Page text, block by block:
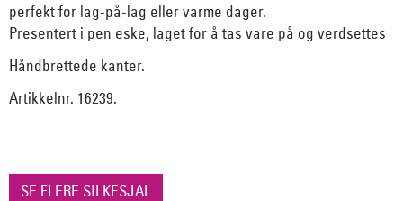
perfekt for lag-på-lag eller varme dager.
Presentert i pen eske, laget for å tas vare på og verdsettes
Håndbrettede kanter.
Artikkelnr. 16239.
SE FLERE SILKESJAL